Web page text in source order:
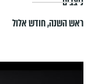
ראש השנה,חודש אלול